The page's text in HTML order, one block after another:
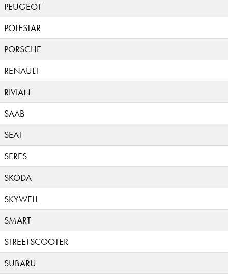
PEUGEOT
POLESTAR
PORSCHE
RENAULT
RIVIAN
SAAB
SEAT
SERES
SKODA
SKYWELL
SMART
STREETSCOOTER
SUBARU